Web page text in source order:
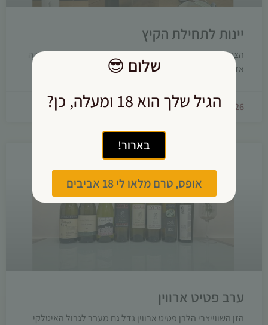
יינות לתחילת הקיץ
הצטברו אצלי הרבה רשמים, והכיוון לאחרונה כלל דווקא הרבה
אדומים, שהימים החמים לא הרתיעו אותם.
08/07/2026
ערב פטיט ארווין
הזן השווייצרי הלבן פטיט ארווין גדל גם מעבר לגבול האיטלקי
שלום 😎
הגיל שלך הוא 18 ומעלה, כן?
בארור!
אופס, טרם מלאו לי 18 אביבים